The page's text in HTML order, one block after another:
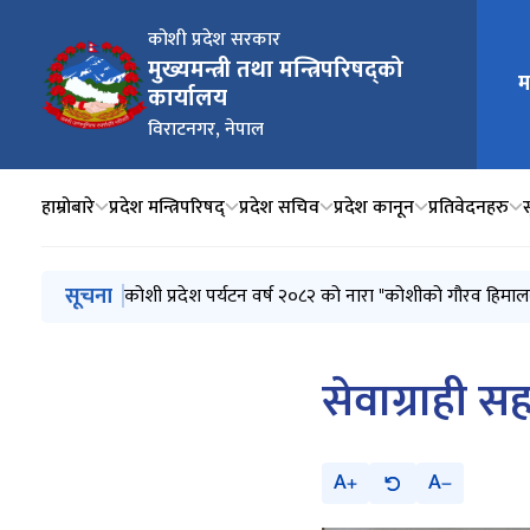
कोशी प्रदेश सरकार
मुख्यमन्त्री तथा मन्त्रिपरिषद्को
कार्यालय
विराटनगर, नेपाल
हाम्रोबारे प्रदेश मन्त्रिपरिषद् प्रदेश सचिव प्रदेश कानून प्रतिवेदनहरु
मुख्य नेभिगेसनमा जानुहोस्
सूचना कोशी प्रदेश पर्यटन वर्ष २०८२ को नारा "कोशीको गौरव
सेवाग्राही
A A